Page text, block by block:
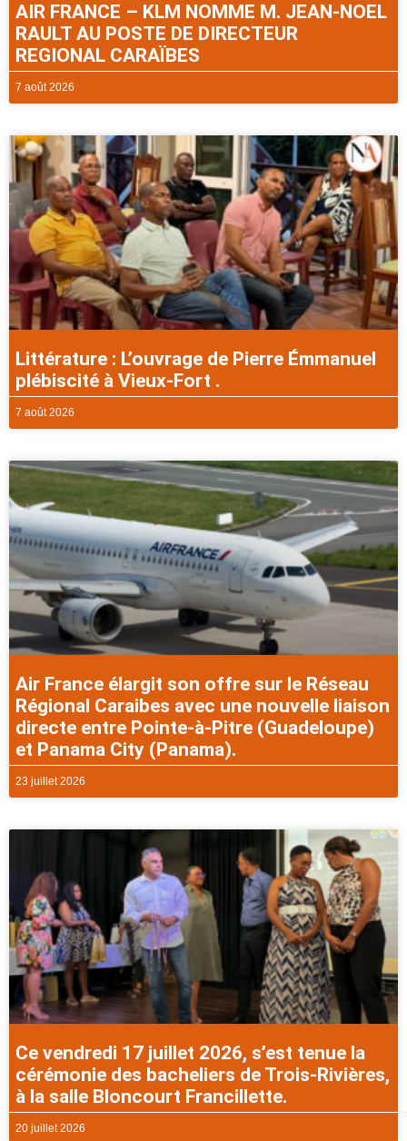
AIR FRANCE – KLM NOMME M. JEAN-NOEL
RAULT AU POSTE DE DIRECTEUR
REGIONAL CARAÏBES
7 août 2026
Littérature : L’ouvrage de Pierre Émmanuel
plébiscité à Vieux-Fort .
7 août 2026
Air France élargit son offre sur le Réseau
Régional Caraibes avec une nouvelle liaison
directe entre Pointe-à-Pitre (Guadeloupe)
et Panama City (Panama).
23 juillet 2026
Ce vendredi 17 juillet 2026, s’est tenue la
cérémonie des bacheliers de Trois-Rivières,
à la salle Bloncourt Francillette.
20 juillet 2026